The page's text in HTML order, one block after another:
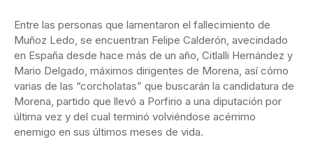
Entre las personas que lamentaron el fallecimiento de
Muñoz Ledo, se encuentran Felipe Calderón, avecindado
en España desde hace más de un año, Citlalli Hernández y
Mario Delgado, máximos dirigentes de Morena, así cómo
varias de las “corcholatas” que buscarán la candidatura de
Morena, partido que llevó a Porfirio a una diputación por
última vez y del cual terminó volviéndose acérrimo
enemigo en sus últimos meses de vida.